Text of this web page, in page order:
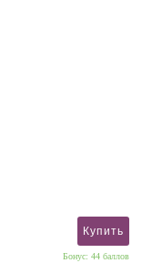
Купить
Бонус: 44 баллов